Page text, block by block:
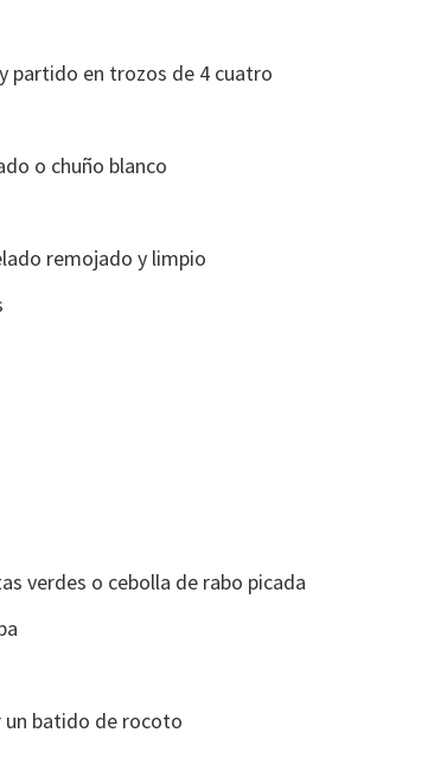
partido en trozos de 4 cuatro
o chuño blanco
remojado y limpio
verdes o cebolla de rabo picada
un batido de rocoto